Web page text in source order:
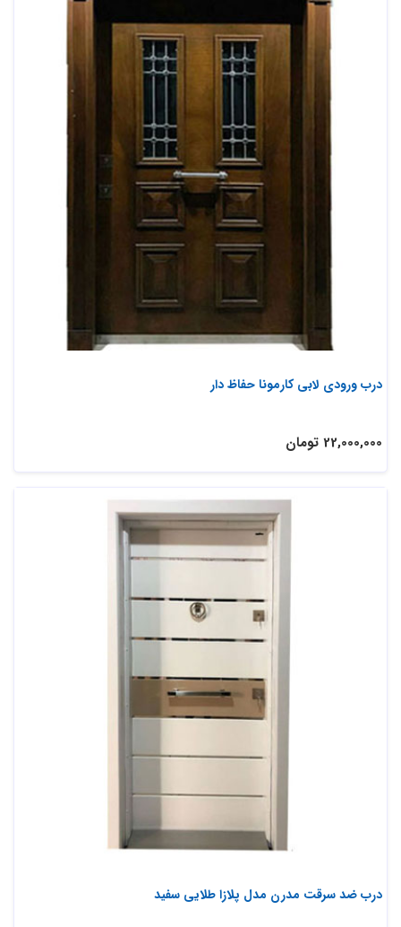
درب ورودی لابی کارمونا حفاظ دار
22,000,000 تومان
درب ضد سرقت مدرن مدل پلازا طلایی سفید